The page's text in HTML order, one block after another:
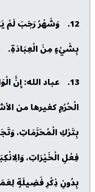
12. وَشَهْرُ رَجَبَ
بِشَيْءٍ مِنَ الْعِبَادَةِ.
13. عباد الله: إِنَّ
الْحُرُمِ كغيرها من
بِتَرْكِ الْمُحَرَّمَاتِ،
فِعْلِ الْخَيْرَاتِ،
بِدُونِ ذِكْرِ فَضِيلَةٍ